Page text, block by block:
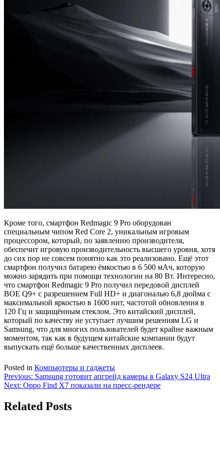
Кроме того, смартфон Redmagic 9 Pro оборудован
специальным чипом Red Core 2, уникальным игровым
процессором, который, по заявлению производителя,
обеспечит игровую производительность высшего уровня, хотя
до сих пор не совсем понятно как это реализовано. Ещё этот
смартфон получил батарею ёмкостью в 6 500 мАч, которую
можно зарядить при помощи технологии на 80 Вт. Интересно,
что смартфон Redmagic 9 Pro получил передовой дисплей
BOE Q9+ с разрешением Full HD+ и диагональю 6,8 дюйма с
максимальной яркостью в 1600 нит, частотой обновления в
120 Гц и защищённым стеклом. Это китайский дисплей,
который по качеству не уступает лучшим решениям LG и
Samsung, что для многих пользователей будет крайне важным
моментом, так как в будущем китайские компании будут
выпускать ещё больше качественных дисплеев.
Posted in Компьютеры и гаджеты
Навигация
по
записям
Previous: Samsung готовит апгрейд камеры в Galaxy S24 Ultra
Next: Oppo Find X7 показали на пресс-рендере
Related Posts